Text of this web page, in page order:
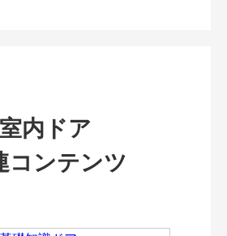
室内ドア
コンテンツ